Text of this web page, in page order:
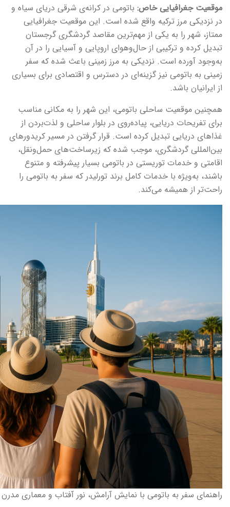
موقعیت جغرافیایی خاص: باتومی در کرانه‌ی شرقی دریای سیاه و
در نزدیکی مرز ترکیه واقع شده است. این موقعیت جغرافیایی
ممتاز، شهر را به یکی از مهم‌ترین مقاصد گردشگری گرجستان
تبدیل کرده و ترکیبی از حال‌وهوای اروپایی و آسیایی را در آن
به‌وجود آورده است. نزدیکی به مرز زمینی باعث شده که سفر
زمینی به باتومی نیز گزینه‌ای در دسترس و اقتصادی برای بسیاری
از ایرانیان باشد.
همچنین موقعیت ساحلی باتومی، این شهر را به مکانی مناسب
برای تفریحات دریایی، پیاده‌روی در بلوار ساحلی و لذت‌بردن از
غذاهای دریایی تبدیل کرده است. قرار گرفتن در مسیر کریدورهای
بین‌المللی گردشگری، موجب شده که زیرساخت‌های حمل‌ونقل،
اقامتی و خدمات توریستی در باتومی بسیار پیشرفته و متنوع
باشند، به‌ویژه با خدمات کامل برند تورلیدر که سفر به باتومی را
راحت‌تر از همیشه می‌کند.
راهنمای سفر به باتومی با نمایش آرامش، نور آفتاب و معماری